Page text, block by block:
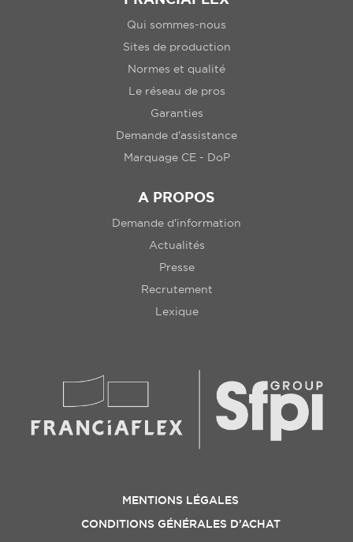
Qui sommes-nous
Sites de production
Normes et qualité
Le réseau de pros
Garanties
Demande d'assistance
Marquage CE - DoP
A PROPOS
Demande d'information
Actualités
Presse
Recrutement
Lexique
MENTIONS LÉGALES
CONDITIONS GÉNÉRALES D’ACHAT